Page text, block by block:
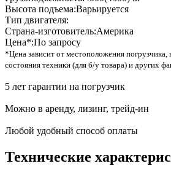
Высота подъема:Варьируется
Тип двигателя:
Страна-изготовитель:Америка
Цена*:По запросу
*Цена зависит от местоположения погрузчика,
состояния техники (для б/у товара) и других
5 лет гарантии на погрузчик
Можно в аренду, лизинг, трейд-ин
Любой удобный способ оплаты
Технические